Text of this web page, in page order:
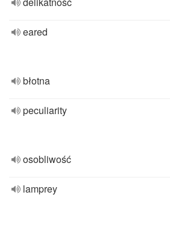
eared
błotna
peculiarity
osobliwość
lamprey